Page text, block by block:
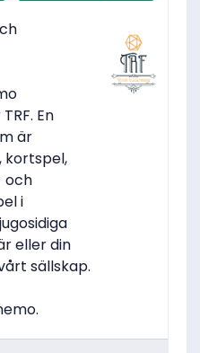
En
är
kortspel,
och
i
eller din
sällskap.